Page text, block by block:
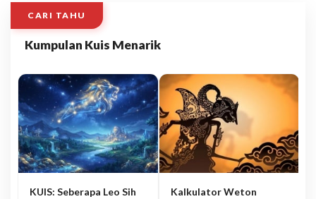
CARI TAHU
Kumpulan Kuis Menarik
KUIS: Seberapa Leo Sih
Kalkulator Weton